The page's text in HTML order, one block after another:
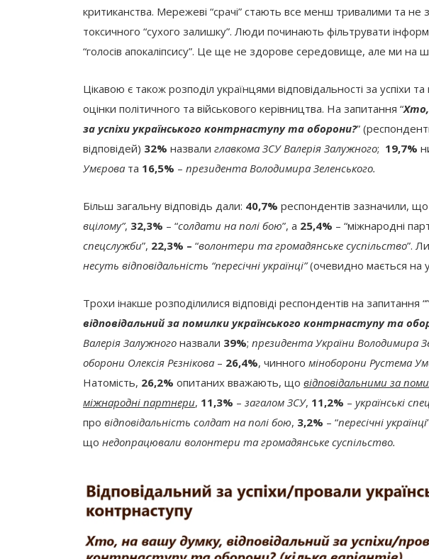
критиканства. Мережеві “срачі” стають все менш тривалими та не
токсичного “сухого залишку”. Люди починають фільтрувати
“голосів апокаліпсису”. Це ще не здорове середовище, але ми на
Цікавою є також розподіл українцями відповідальності за успіхи та
оцінки політичного та військового керівництва. На запитання “Хто,
за успіхи українського контрнаступу та оборони?”
відповідей) 32% назвали главкома ЗСУ Валерія Залужного; 19,7%
Умєрова та 16,5% – президента Володимира Зеленського.
Більш загальну відповідь дали: 40,7% респондентів зазначили, що
вцілому”, 32,3% – “солдати на полі бою”, а 25,4% – “міжнародні
спецслужби”, 22,3% – “волонтери та громадянське суспільство”.
несуть відповідальність “пересічні українці”(очевидно мається на
Трохи інакше розподілилися відповіді респондентів на запитання “”
відповідальний за помилки українського контрнаступу та
Валерія Залужного назвали 39%; президента України Володимира
оборони Олексія Рєзнікова – 26,4%, чинного міноборони Рустема
Натомість, 26,2% опитаних вважають, що відповідальними за
міжнародні партнери, 11,3% – загалом ЗСУ, 11,2% – українські
про відповідальність солдат на полі бою, 3,2% – “пересічні українці
що недопрацювали волонтери та громадянське суспільство.